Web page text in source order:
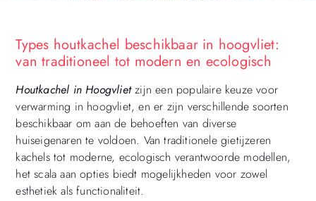
Types houtkachel beschikbaar in hoogvliet:
van traditioneel tot modern en ecologisch
Houtkachel in Hoogvlietzijn een populaire keuze voor
verwarming in hoogvliet, en er zijn verschillende soorten
beschikbaar om aan de behoeften van diverse
huiseigenaren te voldoen. Van traditionele gietijzeren
kachels tot moderne, ecologisch verantwoorde modellen,
het scala aan opties biedt mogelijkheden voor zowel
esthetiek als functionaliteit.